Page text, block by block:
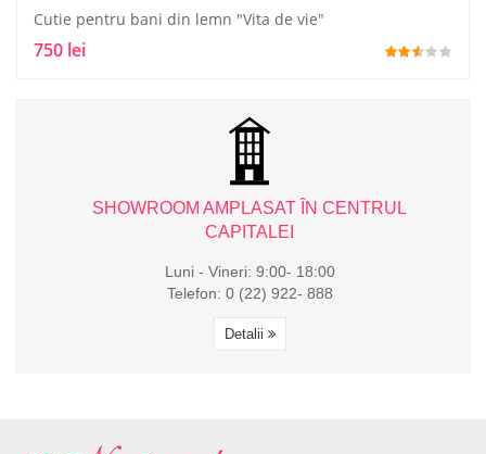
Cutie pentru bani din lemn "Vita de vie"
750 lei
SHOWROOM AMPLASAT ÎN CENTRUL
CAPITALEI
Luni - Vineri: 9:00- 18:00
Telefon: 0 (22) 922- 888
Detalii